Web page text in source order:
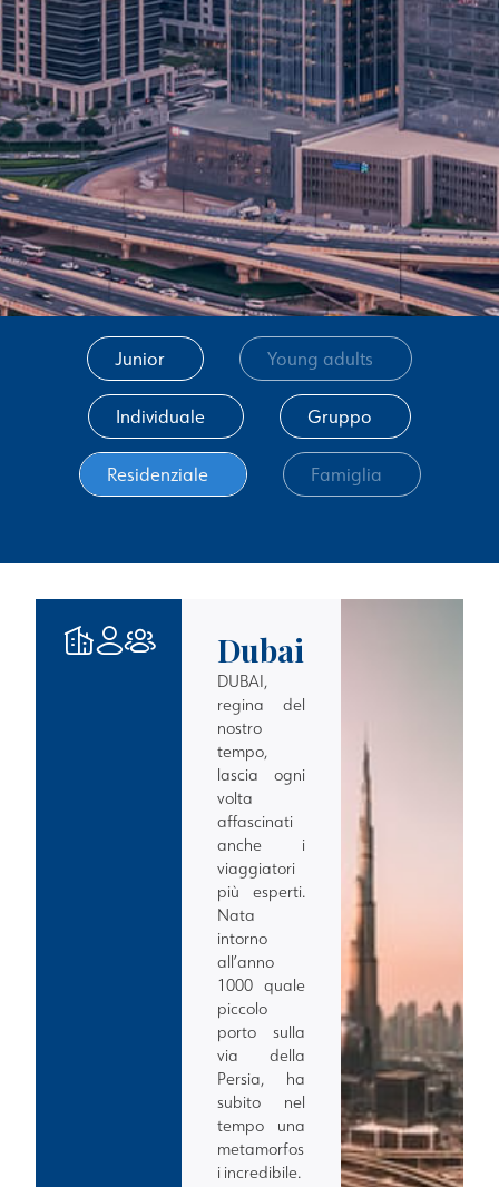
Junior Young adults
Individuale Gruppo
Residenziale Famiglia
Dubai
DUBAI,
regina del
nostro
tempo,
lascia ogni
volta
affascinati
anche i
viaggiatori
più esperti.
Nata
intorno
all’anno
1000 quale
piccolo
porto sulla
via della
Persia, ha
subito nel
tempo una
metamorfos
i incredibile.